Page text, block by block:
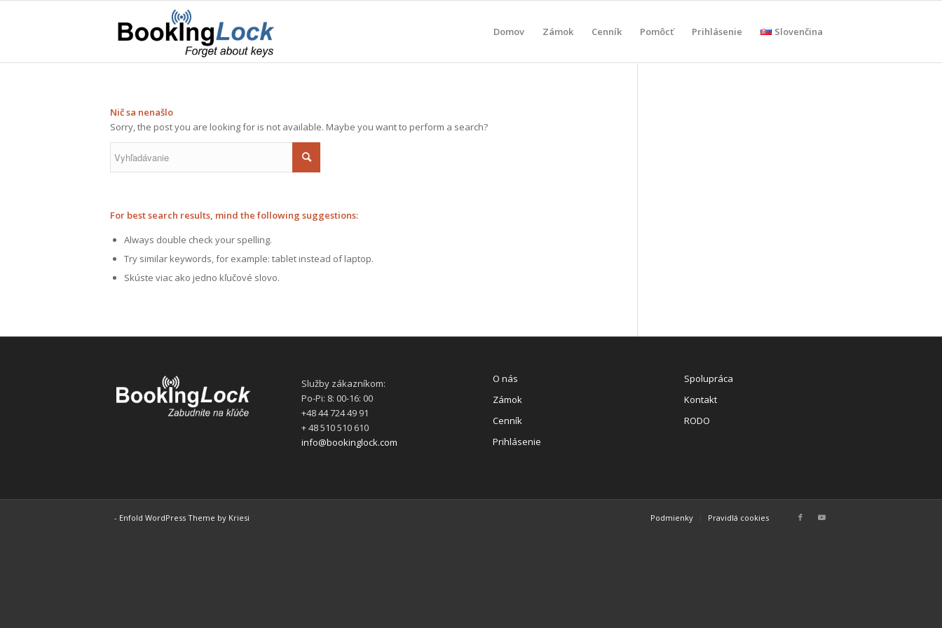
Domov Zámok Cenník Pomôcť Prihlásenie Slovenčina
Nič sa nenašlo
Sorry, the post you are looking for is not available. Maybe you want to perform a search?
For best search results, mind the following suggestions:
Always double check your spelling.
Try similar keywords, for example: tablet instead of laptop.
Skúste viac ako jedno kľučové slovo.
Služby zákazníkom:
Po-Pi: 8: 00-16: 00
+48 44 724 49 91
+ 48 510 510 610
info@bookinglock.com
O nás
Zámok
Cenník
Prihlásenie
Spolupráca
Kontakt
RODO
- Enfold WordPress Theme by Kriesi Podmienky Pravidlá cookies